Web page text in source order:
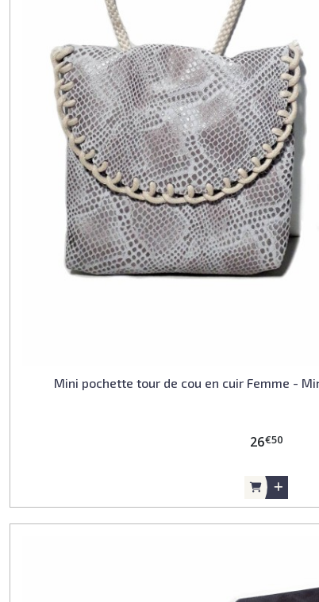
Mini pochette tour de cou en cuir Femme -
26€50